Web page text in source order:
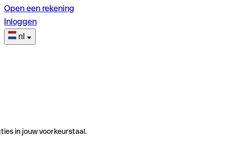
Open een rekening
Inloggen
nl
in jouw voorkeurstaal.